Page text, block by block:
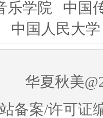
乐学院
中国
中国人民大学
华夏秋美
备案/许可证